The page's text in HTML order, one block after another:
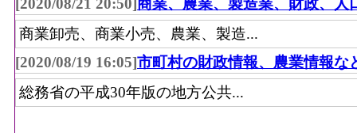
[2020/08/21 20:50]商業、農業、製造業、財政、人
商業卸売、商業小売、農業、製造...
[2020/08/19 16:05]市町村の財政情報、農業情報な
総務省の平成30年版の地方公共...